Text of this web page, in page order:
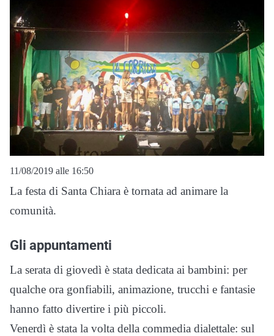
11/08/2019 alle 16:50
La festa di Santa Chiara è tornata ad animare la
comunità.
Gli appuntamenti
La serata di giovedì è stata dedicata ai bambini: per
qualche ora gonfiabili, animazione, trucchi e fantasie
hanno fatto divertire i più piccoli.
Venerdì è stata la volta della commedia dialettale: sul